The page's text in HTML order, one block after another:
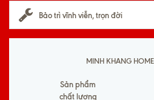
Bảo trì vĩnh viễn, trọn đời
MINH KHANG
Sản phẩm
chất lượng